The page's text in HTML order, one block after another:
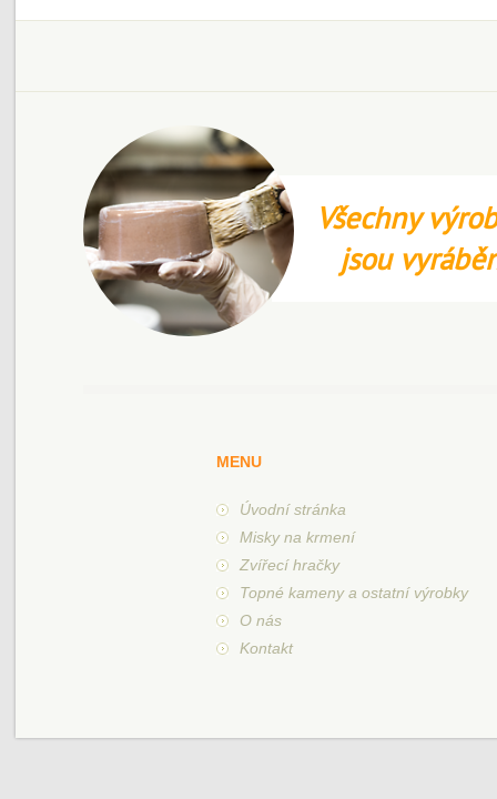
Všechny
jsou
MENU
Úvodní stránka
Misky na krmení
Zvířecí hračky
Topné kameny a ostatní výrobky
O nás
Kontakt